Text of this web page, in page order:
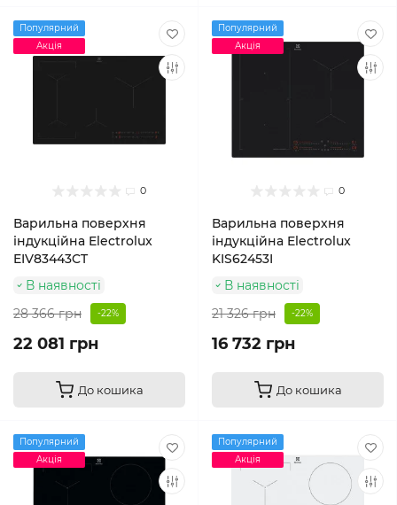
Популярний
Акція
0
Варильна поверхня
індукційна Electrolux
EIV83443CT
В наявності
28 366 грн
-22%
22 081 грн
До кошика
Популярний
Акція
0
Варильна поверхня
індукційна Electrolux
KIS62453I
В наявності
21 326 грн
-22%
16 732 грн
До кошика
Популярний
Акція
Популярний
Акція